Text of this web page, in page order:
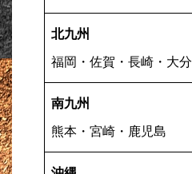
北九州
福岡・佐賀・長崎・大分
南九州
熊本・宮崎・鹿児島